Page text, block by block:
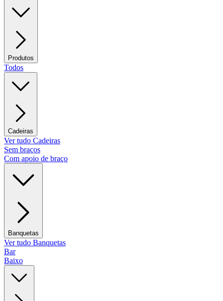
Produtos
Todos
Cadeiras
Ver tudo Cadeiras
Sem braços
Com apoio de braço
Banquetas
Ver tudo Banquetas
Bar
Baixo